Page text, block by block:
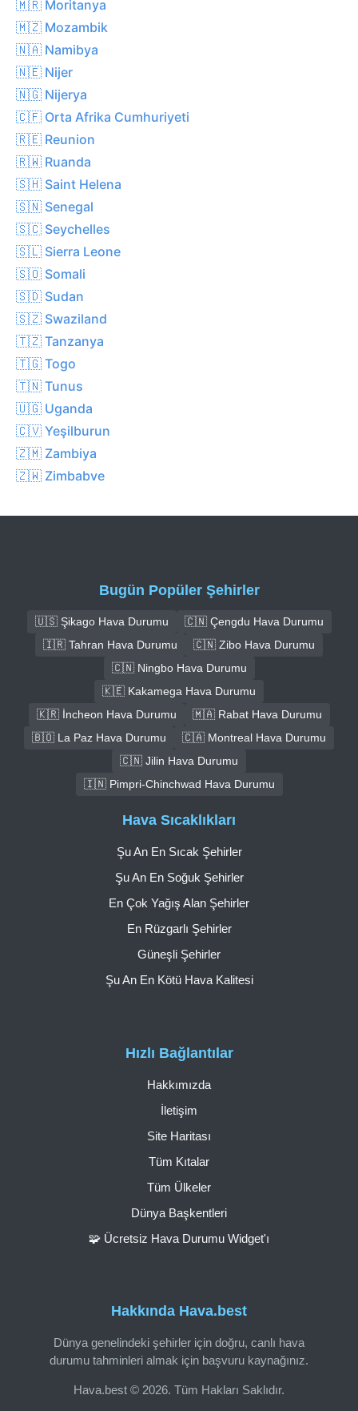
🇲🇷 Moritanya
🇲🇿 Mozambik
🇳🇦 Namibya
🇳🇪 Nijer
🇳🇬 Nijerya
🇨🇫 Orta Afrika Cumhuriyeti
🇷🇪 Reunion
🇷🇼 Ruanda
🇸🇭 Saint Helena
🇸🇳 Senegal
🇸🇨 Seychelles
🇸🇱 Sierra Leone
🇸🇴 Somali
🇸🇩 Sudan
🇸🇿 Swaziland
🇹🇿 Tanzanya
🇹🇬 Togo
🇹🇳 Tunus
🇺🇬 Uganda
🇨🇻 Yeşilburun
🇿🇲 Zambiya
🇿🇼 Zimbabve
Bugün Popüler Şehirler
🇺🇸 Şikago Hava Durumu
🇨🇳 Çengdu Hava Durumu
🇮🇷 Tahran Hava Durumu
🇨🇳 Zibo Hava Durumu
🇨🇳 Ningbo Hava Durumu
🇰🇪 Kakamega Hava Durumu
🇰🇷 İncheon Hava Durumu
🇲🇦 Rabat Hava Durumu
🇧🇴 La Paz Hava Durumu
🇨🇦 Montreal Hava Durumu
🇨🇳 Jilin Hava Durumu
🇮🇳 Pimpri-Chinchwad Hava Durumu
Hakkında Hava.best
Dünya genelindeki şehirler için doğru, canlı hava
durumu tahminleri almak için başvuru kaynağınız.
Hava.best © 2026. Tüm Hakları Saklıdır.
Hızlı Bağlantılar
Hakkımızda
İletişim
Site Haritası
Tüm Kıtalar
Tüm Ülkeler
Dünya Başkentleri
🧩 Ücretsiz Hava Durumu Widget'ı
Hava Sıcaklıkları
Şu An En Sıcak Şehirler
Şu An En Soğuk Şehirler
En Çok Yağış Alan Şehirler
En Rüzgarlı Şehirler
Güneşli Şehirler
Şu An En Kötü Hava Kalitesi